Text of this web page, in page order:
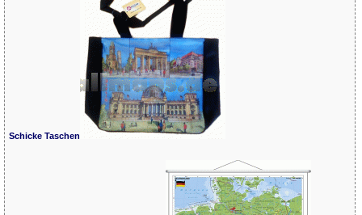
Schicke Taschen